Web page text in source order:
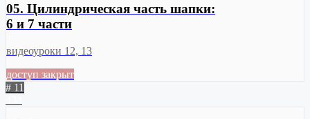
05. Цилиндрическая часть шапки:
6 и 7 части
видеоуроки 12, 13
доступ закрыт
# 11